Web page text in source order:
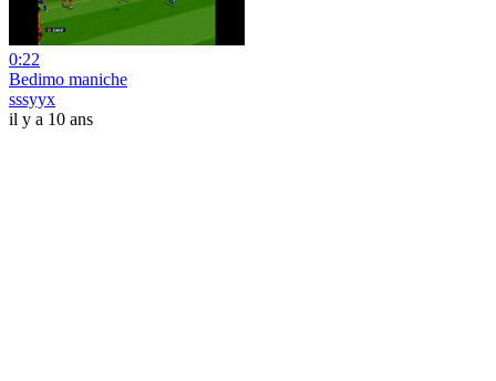
0:22
Bedimo maniche
sssyyx
il y a 10 ans